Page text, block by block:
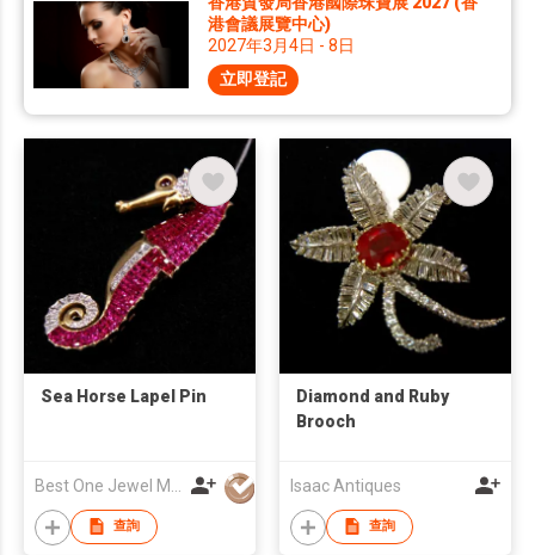
港會議展覽中心)
2027年3月4日 - 8日
立即登記
Sea Horse Lapel Pin
查詢
Diamond and Ruby
Brooch
Isaac Antiques
查詢